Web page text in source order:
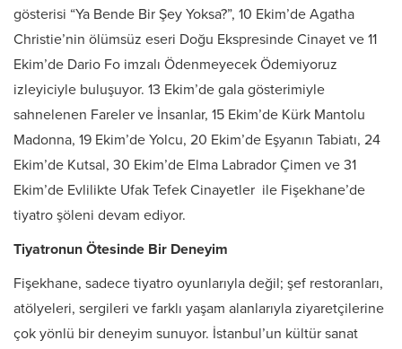
gösterisi “Ya Bende Bir Şey Yoksa?”, 10 Ekim’de Agatha
Christie’nin ölümsüz eseri Doğu Ekspresinde Cinayet ve 11
Ekim’de Dario Fo imzalı Ödenmeyecek Ödemiyoruz
izleyiciyle buluşuyor. 13 Ekim’de gala gösterimiyle
sahnelenen Fareler ve İnsanlar, 15 Ekim’de Kürk Mantolu
Madonna, 19 Ekim’de Yolcu, 20 Ekim’de Eşyanın Tabiatı, 24
Ekim’de Kutsal, 30 Ekim’de Elma Labrador Çimen ve 31
Ekim’de Evlilikte Ufak Tefek Cinayetler ile Fişekhane’de
tiyatro şöleni devam ediyor.
Tiyatronun Ötesinde Bir Deneyim
Fişekhane, sadece tiyatro oyunlarıyla değil; şef restoranları,
atölyeleri, sergileri ve farklı yaşam alanlarıyla ziyaretçilerine
çok yönlü bir deneyim sunuyor. İstanbul’un kültür sanat